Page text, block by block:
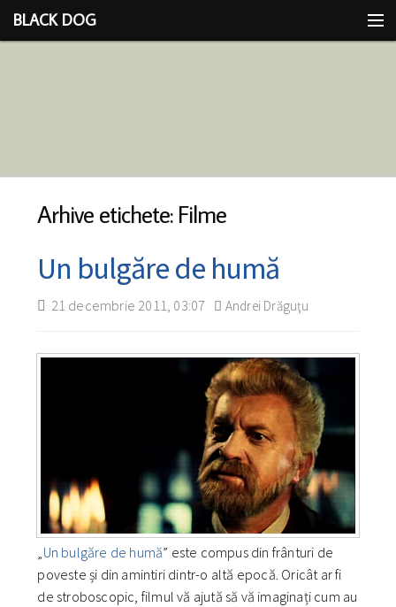
BLACK DOG
Arhive etichete: Filme
Un bulgăre de humă
21 decembrie 2011, 03:07 Andrei Drăguţu
„Un bulgăre de humă” este compus din frânturi de
poveste și din amintiri dintr-o altă epocă. Oricât ar fi
de stroboscopic, filmul vă ajută să vă imaginați cum au